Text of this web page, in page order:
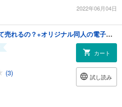
2022年06月04日
オリジナル同人て売れるの？+オリジナル同人の電子書籍て売れるの？etc…
(3)
カート
試し読み